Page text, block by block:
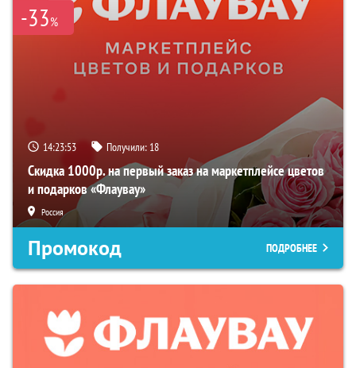
-33%
14:23:52 Получили: 18
Скидка 1000р. на первый заказ на маркетплейсе цветов
и подарков «Флаувау»
Россия
Промокод ПОДРОБНЕЕ